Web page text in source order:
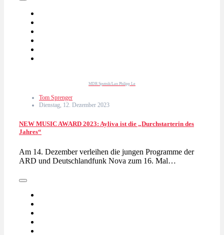
MDR Sputnik/Lan Philipp Le
Tom Sprenger
Dienstag, 12. Dezember 2023
NEW MUSIC AWARD 2023: Ayliva ist die „Durchstarterin des
Jahres“
Am 14. Dezember verleihen die jungen Programme der
ARD und Deutschlandfunk Nova zum 16. Mal…